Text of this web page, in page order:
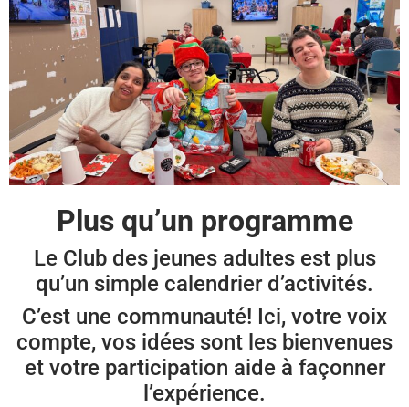
Plus qu’un programme
Le Club des jeunes adultes est plus
qu’un simple calendrier d’activités.
C’est une communauté! Ici, votre voix
compte, vos idées sont les bienvenues
et votre participation aide à façonner
l’expérience.